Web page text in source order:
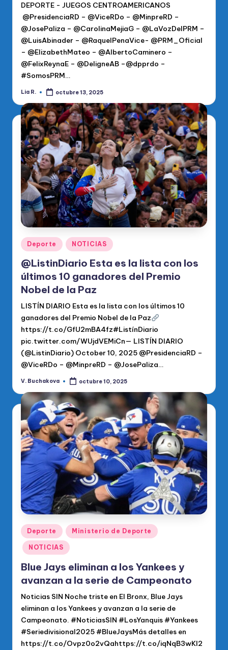
DEPORTE - JUEGOS CENTROAMERICANOS
@PresidenciaRD – @ViceRDo – @MinpreRD –
@JosePaliza – @CarolinaMejiaG – @LaVozDelPRM –
@LuisAbinader – @RaquelPenaVice- @PRM_Oficial
– @ElizabethMateo – @AlbertoCaminero –
@FelixReynaE – @DeligneAB –@dpprdo –
#SomosPRM…
Publicado
Lia R. octubre 13, 2025
Publicado
en
Deporte NOTICIAS
@ListinDiario Esta es la lista con los
últimos 10 ganadores del Premio
Nobel de la Paz
LISTÍN DIARIO Esta es la lista con los últimos 10
ganadores del Premio Nobel de la Paz
https://t.co/GfU2mBA4fz#ListínDiario
pic.twitter.com/WUjdVEMiCn— LISTÍN DIARIO
(@ListinDiario) October 10, 2025 @PresidenciaRD –
@ViceRDo – @MinpreRD – @JosePaliza…
Publicado
V. Buchakova octubre 10, 2025
Publicado
en
Deporte Ministerio de Deporte
NOTICIAS
Blue Jays eliminan a los Yankees y
avanzan a la serie de Campeonato
Noticias SIN Noche triste en El Bronx, Blue Jays
eliminan a los Yankees y avanzan a la serie de
Campeonato. #NoticiasSIN #LosYanquis #Yankees
#Seriedivisional2025 #BlueJaysMás detalles en
https://t.co/Ovpz0o2vQahttps://t.co/iqNqB3wKI2